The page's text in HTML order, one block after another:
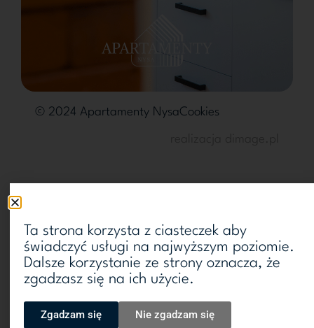
© 2024 Apartamenty NysaCookies
Ta strona korzysta z ciasteczek aby
świadczyć usługi na najwyższym poziomie.
Dalsze korzystanie ze strony oznacza, że
zgadzasz się na ich użycie.
Zgadzam się Nie zgadzam się